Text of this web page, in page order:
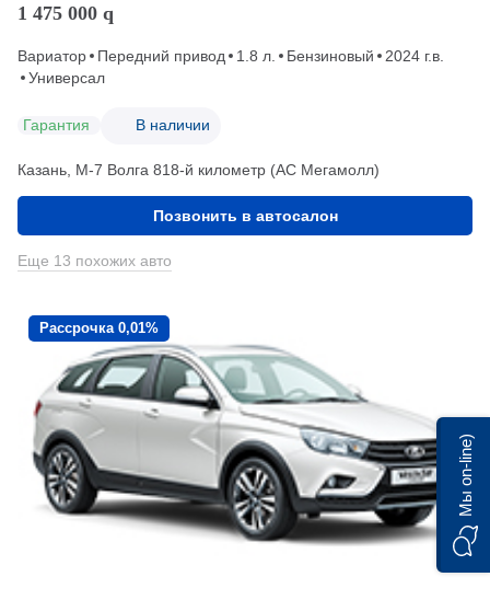
1 475 000 q
Вариатор Передний привод 1.8 л. Бензиновый
2024 г.в.
Универсал
Гарантия В наличии
Казань, М-7 Волга 818-й километр (АС Мегамолл)
Позвонить в автосалон
Еще 13 похожих авто
Рассрочка 0,01%
Мы on-line)